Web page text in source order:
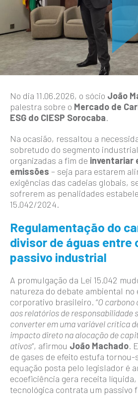
No dia 11.06.2026, o sócio João
palestra sobre o Mercado de
ESG do CIESP Sorocaba.
Na ocasião, ressaltou a
sobretudo do segmento
organizadas a fim de inventariar
emissões – seja para estarem
exigências das cadeias globais,
sofrerem as penalidades
15.042/2024.
Regulamentação do
divisor de águas entre
passivo industrial
A promulgação da Lei 15.042
natureza do debate ambiental no
corporativo brasileiro. “O carbono
aos relatórios de responsabilidade
converter em uma variável crítica
impacto direto na alocação de
ativos“, afirmou João Machado.
de gases de efeito estufa
equação posta pelo legislador é
ecoeficiência gera receita
tecnológica contrata um passivo